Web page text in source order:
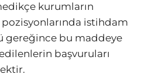
kurumların
istihdam
gereğince bu maddeye
başvuruları